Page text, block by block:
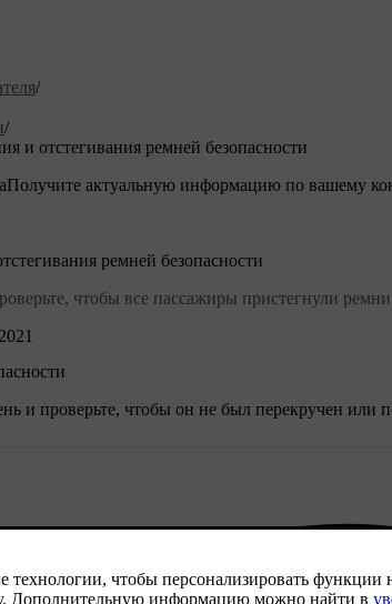
/
/
и отстегивания ремней безопасности
Получите актуальную информацию по вашему
ремней безопасности
чтобы все пассажиры пристегнули ремни
и проверьте, чтобы он не был перекручен или